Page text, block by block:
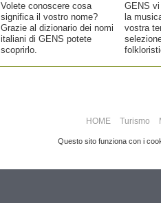
Volete conoscere cosa
significa il vostro nome?
Grazie al dizionario dei nomi
italiani di GENS potete
scoprirlo.
GENS
la
vostra
HOME Turismo
Questo sito funziona con i